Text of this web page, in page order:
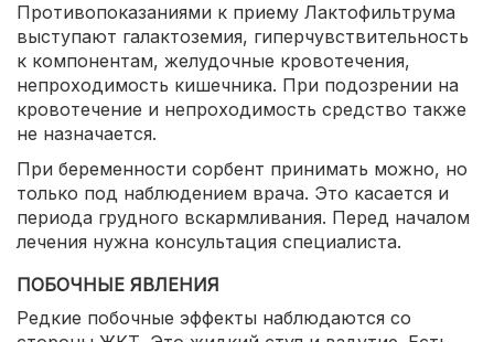
Противопоказаниями к приему Лактофильтрума
выступают галактоземия, гиперчувствительность
к компонентам, желудочные кровотечения,
непроходимость кишечника. При подозрении на
кровотечение и непроходимость средство также
не назначается.
При беременности сорбент принимать можно, но
только под наблюдением врача. Это касается и
периода грудного вскармливания. Перед началом
лечения нужна консультация специалиста.
ПОБОЧНЫЕ ЯВЛЕНИЯ
Редкие побочные эффекты наблюдаются со